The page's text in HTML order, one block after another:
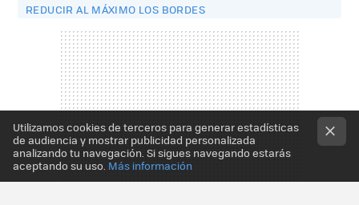
REDUCIR AL MÁXIMO LOS BORDES
Utilizamos cookies de terceros para generar estadísticas
de audiencia y mostrar publicidad personalizada
analizando tu navegación. Si sigues navegando estarás
aceptando su uso. Más información